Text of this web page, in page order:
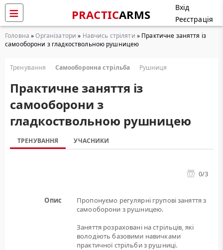
PRACTICARMS
Вхід
Реєстрація
Головна »Організатори » Навчись стріляти » Практичне заняття із
самооборони з гладкоствольною рушницею
Тренування Самооборонна стрільба Рушниця
Практичне заняття із
самооборони з
гладкоствольною рушницею
ТРЕНУВАННЯ УЧАСНИКИ
0/3
Опис
Пропонуємо регулярні групові заняття з
самооборони з рушницею.
Заняття розраховані на стрільців, які
володіють базовими навичками
практичної стрільби з рушниці.